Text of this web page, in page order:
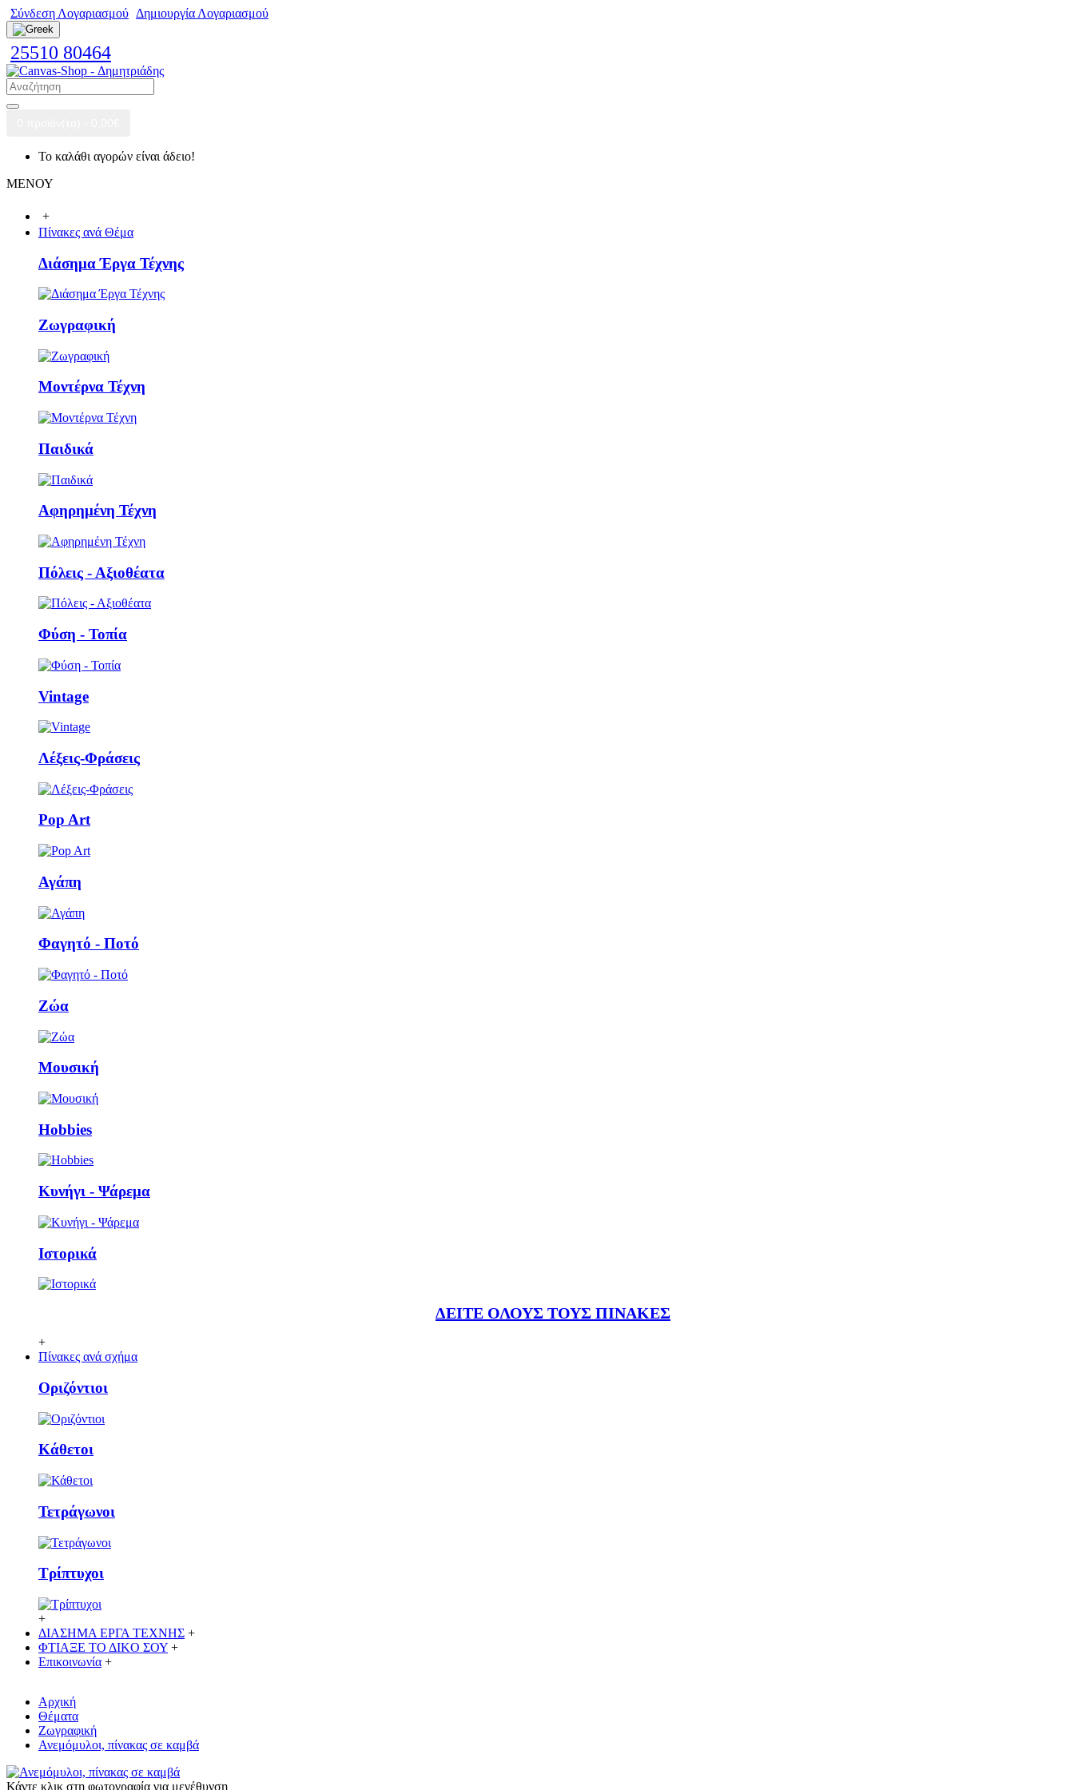
Σύνδεση Λογαριασμού Δημιουργία Λογαριασμού
25510 80464
Το καλάθι αγορών είναι άδειο!
ΜΕΝΟΥ
+
Πίνακες ανά Θέμα
Διάσημα Έργα Τέχνης
Ζωγραφική
Μοντέρνα Τέχνη
Παιδικά
Αφηρημένη Τέχνη
Πόλεις - Αξιοθέατα
Φύση - Τοπία
Vintage
Λέξεις-Φράσεις
Pop Art
Αγάπη
Φαγητό - Ποτό
Ζώα
Μουσική
Ηobbies
Κυνήγι - Ψάρεμα
Ιστορικά
ΔΕΙΤΕ ΟΛΟΥΣ ΤΟΥΣ ΠΙΝΑΚΕΣ
+
Πίνακες ανά σχήμα
Οριζόντιοι
Κάθετoι
Τετράγωνοι
Τρίπτυχοι
+
ΔΙΑΣΗΜΑ ΕΡΓΑ ΤΕΧΝΗΣ +
ΦΤΙΑΞΕ ΤΟ ΔΙΚO ΣΟΥ +
Επικοινωνία +
Αρχική
Θέματα
Ζωγραφική
Ανεμόμυλοι, πίνακας σε καμβά
Κάντε κλικ στη φωτογραφία για μεγέθυνση